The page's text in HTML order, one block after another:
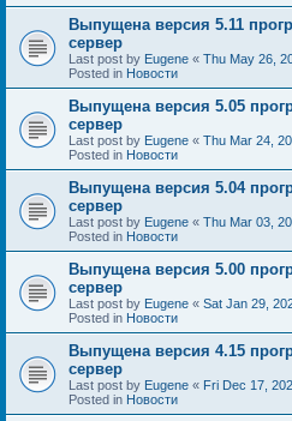
Выпущена версия 5.11
сервер
Last post by Eugene « Thu May 26,
Posted in Новости
Выпущена версия 5.05
сервер
Last post by Eugene « Thu Mar 24,
Posted in Новости
Выпущена версия 5.04
сервер
Last post by Eugene « Thu Mar 03,
Posted in Новости
Выпущена версия 5.00
сервер
Last post by Eugene « Sat Jan 29,
Posted in Новости
Выпущена версия 4.15
сервер
Last post by Eugene « Fri Dec 17,
Posted in Новости